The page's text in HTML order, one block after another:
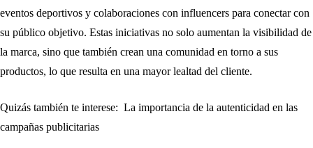
eventos deportivos y colaboraciones con influencers para conectar con
su público objetivo. Estas iniciativas no solo aumentan la visibilidad de
la marca, sino que también crean una comunidad en torno a sus
productos, lo que resulta en una mayor lealtad del cliente.
Quizás también te interese: La importancia de la autenticidad en las
campañas publicitarias